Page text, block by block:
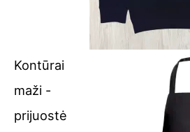
Kontūrai
maži -
prijuostė